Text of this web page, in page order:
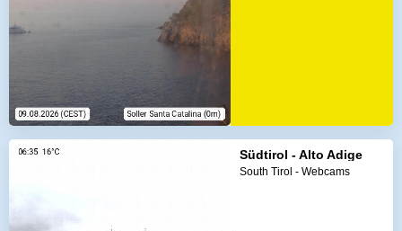
Südtirol - Alto Adige
South Tirol - Webcams